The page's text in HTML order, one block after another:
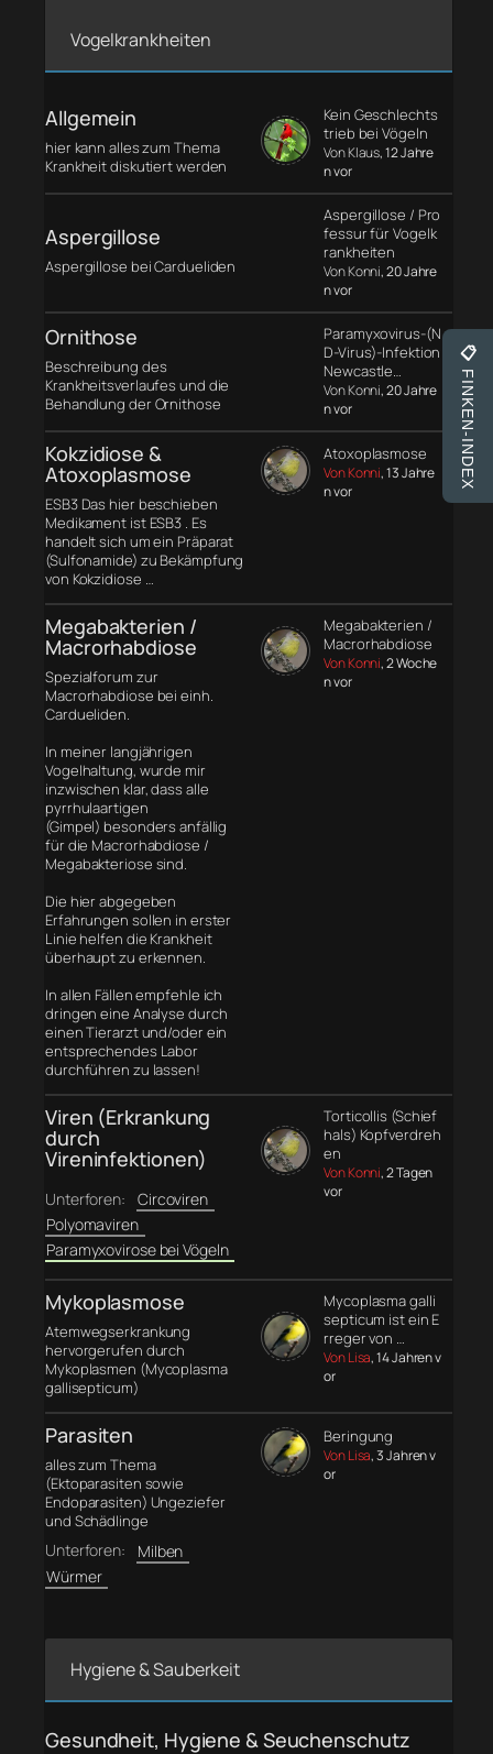
Vogelkrankheiten
Allgemein
hier kann alles zum Thema
Krankheit diskutiert werden
Kein Geschlechts
trieb bei Vögeln
Von Klaus, 12 Jahre
n vor
Aspergillose
Aspergillose bei Cardueliden
Aspergillose / Pro
fessur für Vogelk
rankheiten
Von Konni, 20 Jahre
n vor
Ornithose
Beschreibung des
Krankheitsverlaufes und die
Behandlung der Ornithose
Paramyxovirus-(N
D-Virus)-Infektion
Newcastle…
Von Konni, 20 Jahre
n vor
Kokzidiose &
Atoxoplasmose
ESB3 Das hier beschieben
Medikament ist ESB3 . Es
handelt sich um ein Präparat
(Sulfonamide) zu Bekämpfung
von Kokzidiose …
Atoxoplasmose
Von Konni, 13 Jahre
n vor
Megabakterien /
Macrorhabdiose
Spezialforum zur
Macrorhabdiose bei einh.
Cardueliden.
In meiner langjährigen
Vogelhaltung, wurde mir
inzwischen klar, dass alle
pyrrhulaartigen
(Gimpel) besonders anfällig
für die Macrorhabdiose /
Megabakteriose sind.
Die hier abgegeben
Erfahrungen sollen in erster
Linie helfen die Krankheit
überhaupt zu erkennen.
In allen Fällen empfehle ich
dringen eine Analyse durch
einen Tierarzt und/oder ein
entsprechendes Labor
durchführen zu lassen!
Megabakterien /
Macrorhabdiose
Von Konni, 2 Woche
n vor
Viren (Erkrankung
durch
Vireninfektionen)
Unterforen:
Circoviren
Polyomaviren
Paramyxovirose bei Vögeln
Torticollis (Schief
hals) Kopfverdreh
en
Von Konni, 2 Tagen
vor
Mykoplasmose
Atemwegserkrankung
hervorgerufen durch
Mykoplasmen (Mycoplasma
gallisepticum)
Mycoplasma galli
septicum ist ein E
rreger von …
Von Lisa, 14 Jahren v
or
Parasiten
alles zum Thema
(Ektoparasiten sowie
Endoparasiten) Ungeziefer
und Schädlinge
Unterforen:
Milben
Würmer
Beringung
Von Lisa, 3 Jahren v
or
Hygiene & Sauberkeit
Gesundheit, Hygiene & Seuchenschutz
📋
FINKEN-INDEX